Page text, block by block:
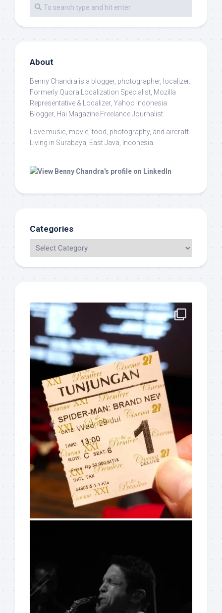
About
Benny Chandra is a blogger, photographer, localizer.
Formerly Quora Localization Specialist, Mozilla
Representative & Localizer, Yahoo Indonesia
Blogger, Hai Magazine Freelance Journalist.
Love music, movie, food, photography, and aircraft.
Living in Surabaya, East Java, Indonesia.
Categories